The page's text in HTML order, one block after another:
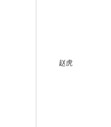
赵虎